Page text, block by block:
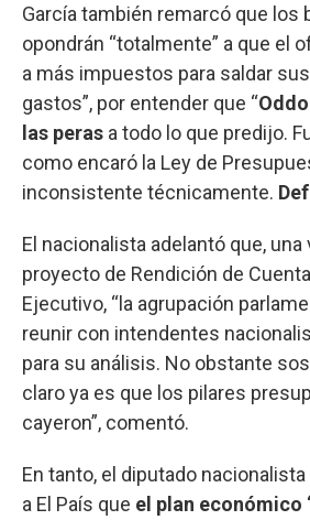
García también remarcó que los
opondrán “totalmente” a que el
a más impuestos para saldar
gastos”, por entender que “
las peras a todo lo que predijo.
como encaró la Ley de
inconsistente técnicamente.
El nacionalista adelantó que, una
proyecto de Rendición de
Ejecutivo, “la agrupación
reunir con intendentes
para su análisis. No obstante
claro ya es que los pilares
cayeron”, comentó.
En tanto, el diputado nacionalista
a El País que el plan económico